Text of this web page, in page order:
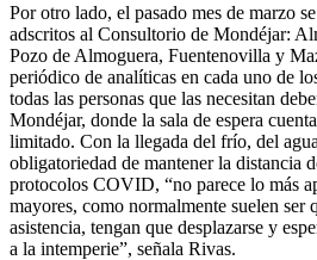
Por otro lado, el pasado mes de marzo
adscritos al Consultorio de Mondéjar:
Pozo de Almoguera, Fuentenovilla y
periódico de analíticas en cada uno de
todas las personas que las necesitan
Mondéjar, donde la sala de espera
limitado. Con la llegada del frío, del
obligatoriedad de mantener la distancia
protocolos COVID, “no parece lo más
mayores, como normalmente suelen ser
asistencia, tengan que desplazarse y
a la intemperie”, señala Rivas.